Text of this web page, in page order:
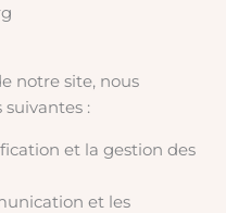
notre site, nous
suivantes :
et la gestion des
et les